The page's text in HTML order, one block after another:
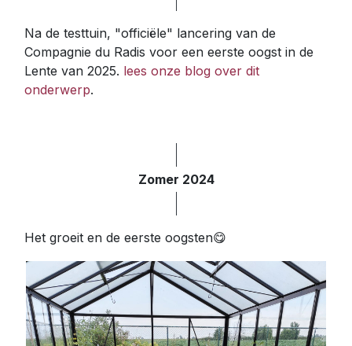
Na de testtuin, "officiële" lancering van de
Compagnie du Radis voor een eerste oogst in de
Lente van 2025. lees onze blog over dit
onderwerp.
Zomer 2024
Het groeit en de eerste oogsten😋